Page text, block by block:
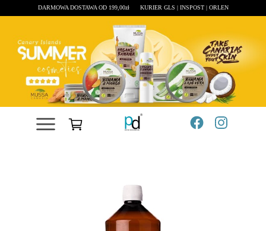
KURIER GLS | INSPOST | ORLEN
DARMOWA DOSTAWA OD 199,00zł